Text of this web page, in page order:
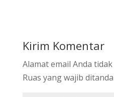
Kirim Komentar
Alamat email Anda
Ruas yang wajib